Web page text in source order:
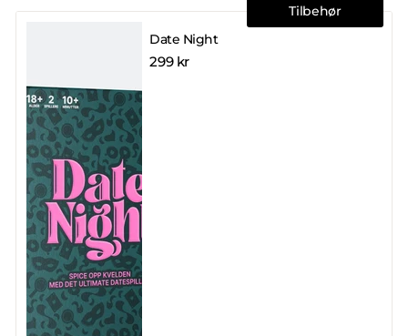
Tilbehør
Date Night
299 kr